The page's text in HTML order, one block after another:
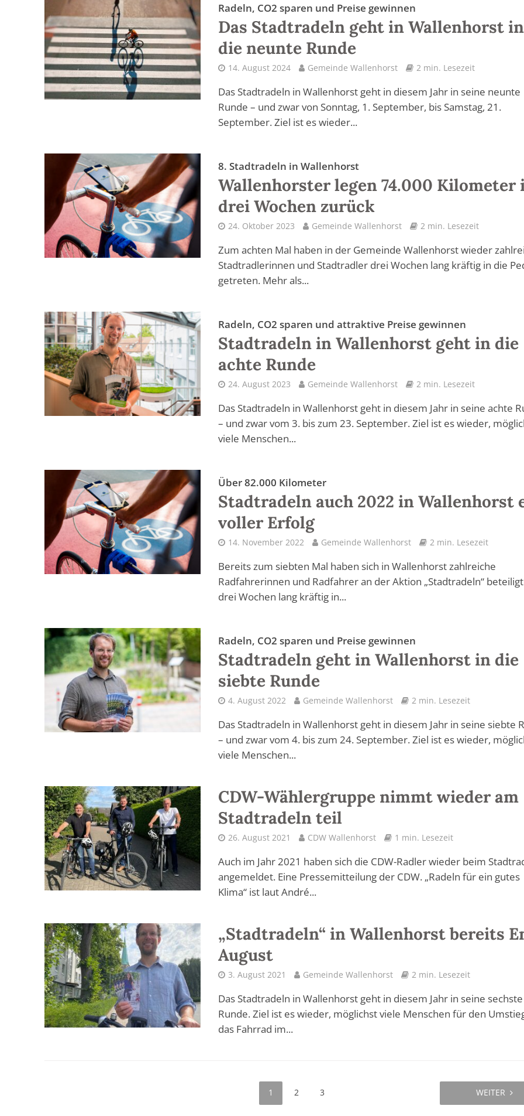
Radeln, CO2 sparen und Preise gewinnen
Das Stadtradeln geht in Wallenhorst in
die neunte Runde
14. August 2024 Gemeinde Wallenhorst 2 min. Lesezeit
Das Stadtradeln in Wallenhorst geht in diesem Jahr in seine neunte
Runde – und zwar von Sonntag, 1. September, bis Samstag, 21.
September. Ziel ist es wieder...
8. Stadtradeln in Wallenhorst
Wallenhorster legen 74.000 Kilometer
drei Wochen zurück
24. Oktober 2023 Gemeinde Wallenhorst 2 min. Lesezeit
Zum achten Mal haben in der Gemeinde Wallenhorst wieder
Stadtradlerinnen und Stadtradler drei Wochen lang kräftig in die
getreten. Mehr als...
Radeln, CO2 sparen und attraktive Preise gewinnen
Stadtradeln in Wallenhorst geht in die
achte Runde
24. August 2023 Gemeinde Wallenhorst 2 min. Lesezeit
Das Stadtradeln in Wallenhorst geht in diesem Jahr in seine achte
– und zwar vom 3. bis zum 23. September. Ziel ist es wieder,
viele Menschen...
Über 82.000 Kilometer
Stadtradeln auch 2022 in Wallenhorst
voller Erfolg
14. November 2022 Gemeinde Wallenhorst 2 min. Lesezeit
Bereits zum siebten Mal haben sich in Wallenhorst zahlreiche
Radfahrerinnen und Radfahrer an der Aktion „Stadtradeln“
drei Wochen lang kräftig in...
Radeln, CO2 sparen und Preise gewinnen
Stadtradeln geht in Wallenhorst in die
siebte Runde
4. August 2022 Gemeinde Wallenhorst 2 min. Lesezeit
Das Stadtradeln in Wallenhorst geht in diesem Jahr in seine siebte
– und zwar vom 4. bis zum 24. September. Ziel ist es wieder,
viele Menschen...
CDW-Wählergruppe nimmt wieder am
Stadtradeln teil
26. August 2021 CDW Wallenhorst 1 min. Lesezeit
Auch im Jahr 2021 haben sich die CDW-Radler wieder beim
angemeldet. Eine Pressemitteilung der CDW. „Radeln für ein gutes
Klima“ ist laut André...
„Stadtradeln“ in Wallenhorst bereits
August
3. August 2021 Gemeinde Wallenhorst 2 min. Lesezeit
Das Stadtradeln in Wallenhorst geht in diesem Jahr in seine sechste
Runde. Ziel ist es wieder, möglichst viele Menschen für den
das Fahrrad im...
1 2 3 WEITER